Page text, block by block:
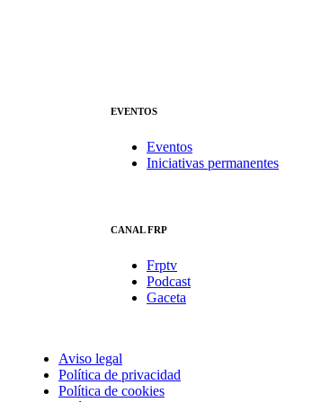
EVENTOS
Eventos
Iniciativas permanentes
CANAL FRP
Frptv
Podcast
Gaceta
Aviso legal
Política de privacidad
Política de cookies